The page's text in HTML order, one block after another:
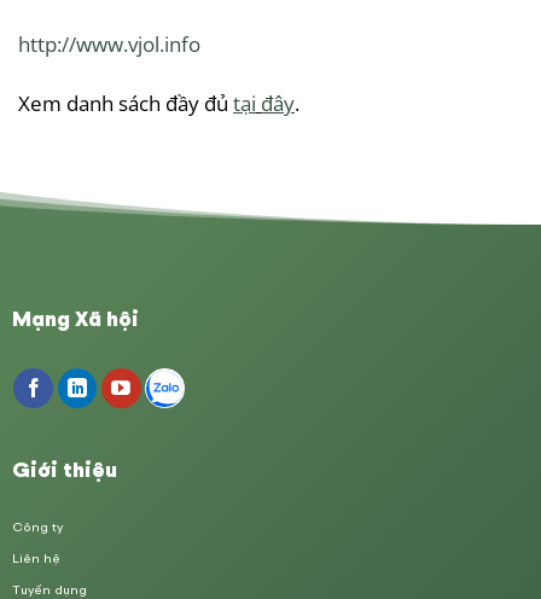
http://www.vjol.info
Xem danh sách đầy đủ tại đây.
Mạng Xã hội
Giới thiệu
Công ty
Liên hệ
Tuyển dụng